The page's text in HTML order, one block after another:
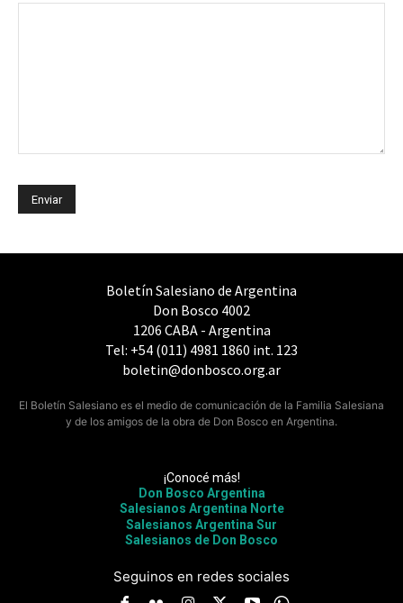
Boletín Salesiano de Argentina
Don Bosco 4002
1206 CABA - Argentina
Tel: +54 (011) 4981 1860 int. 123
boletin@donbosco.org.ar
El Boletín Salesiano es el medio de comunicación de la Familia Salesiana
y de los amigos de la obra de Don Bosco en Argentina.
¡Conocé más!
Don Bosco Argentina
Salesianos Argentina Norte
Salesianos Argentina Sur
Salesianos de Don Bosco
Seguinos en redes sociales